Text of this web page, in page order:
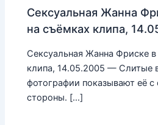
Сексуальная Жанна
на съёмках клипа,
Сексуальная Жанна Фриске
клипа, 14.05.2005 — Слитые
фотографии показывают её с
стороны. […]